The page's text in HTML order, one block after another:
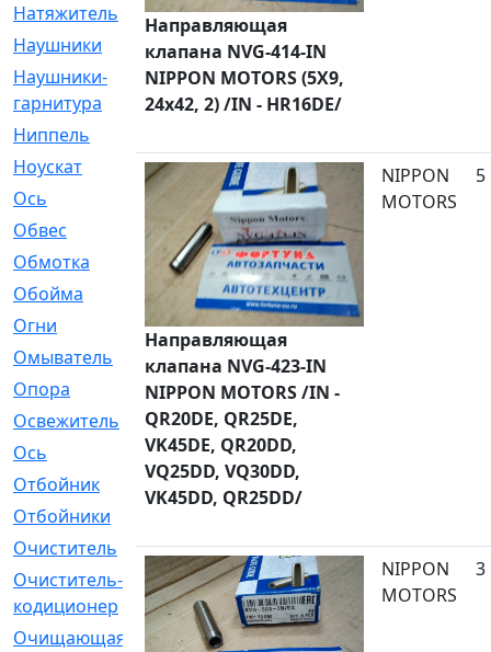
Натяжитель
[125]
Наушники
[8]
Наушники-
гарнитура
[2]
Ниппель
Ноускат
[53]
Оcь
[2]
Обвес
[3]
Обмотка
[4]
Обойма
[14]
Огни
[1]
Омыватель
[4]
Опора
[1]
Освежитель
[1]
Ось
[4]
Отбойник
[287]
Отбойники
Очиститель
[15]
Очиститель-
кодиционер
[1]
Очищающая
[1]
Направляющая
клапана NVG-414-IN
NIPPON MOTORS (5X9,
24x42, 2) /IN - HR16DE/
Направляющая
клапана NVG-423-IN
NIPPON MOTORS /IN -
QR20DE, QR25DE,
VK45DE, QR20DD,
VQ25DD, VQ30DD,
VK45DD, QR25DD/
NIPPON
MOTORS
5
NIPPON
MOTORS
3